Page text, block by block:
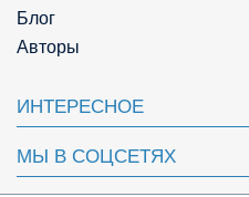
Блог
Авторы
ИНТЕРЕСНОЕ
МЫ В СОЦСЕТЯХ